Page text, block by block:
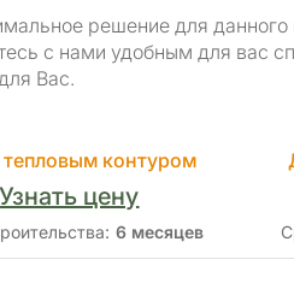
решение для данного
с нами удобным для вас
Вас.
контуром
Узнать цену
6 месяцев